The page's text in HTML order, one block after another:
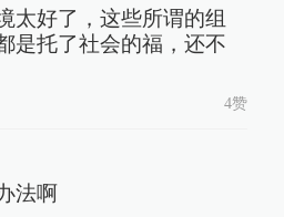
太好了，这些所谓的组
是托了社会的福，还不
4赞
法啊